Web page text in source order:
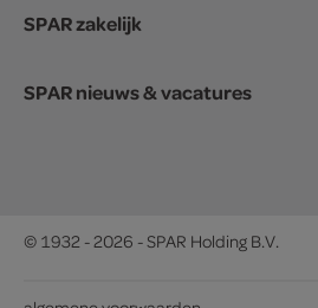
SPAR zakelijk
SPAR nieuws & vacatures
© 1932 - 2026 - SPAR Holding B.V.